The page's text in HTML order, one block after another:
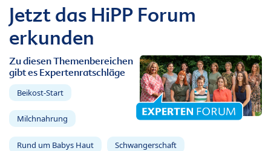
Jetzt das HiPP Forum
erkunden
Zu diesen Themenbereichen
gibt es Expertenratschläge
Beikost-Start
Milchnahrung
Rund um Babys Haut Schwangerschaft